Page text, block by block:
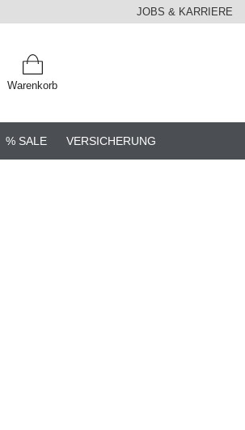
JOBS & KARRIERE
Warenkorb
% SALE VERSICHERUNG